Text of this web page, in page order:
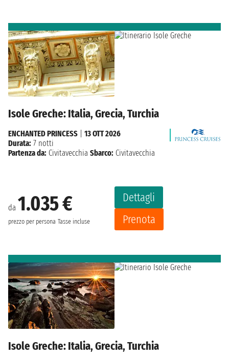
Isole Greche: Italia, Grecia, Turchia
da 1.035 €
prezzo per persona Tasse incluse
Dettagli
Prenota
ENCHANTED PRINCESS
13 OTT 2026
Durata: 7 notti
Partenza da: Civitavecchia Sbarco: Civitavecchia
Isole Greche: Italia, Grecia, Turchia